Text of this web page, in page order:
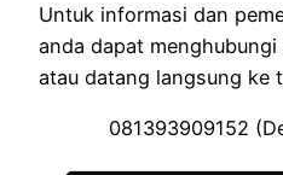
Untuk informasi dan
anda dapat
atau datang langsung ke
081393909152